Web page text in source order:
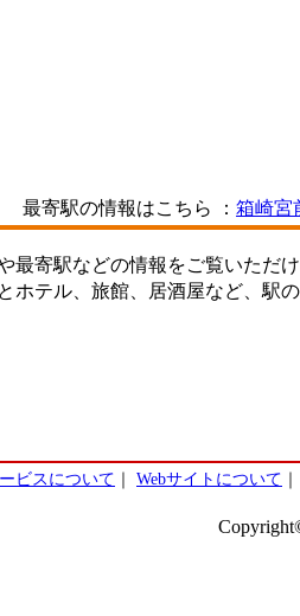
最寄駅の情報はこちら ： 箱崎宮
最寄駅などの情報をご覧いただ
ホテル、旅館、居酒屋など、駅
ビスについて Webサイトについて